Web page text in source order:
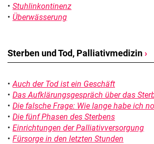
Stuhlinkontinenz
Überwässerung
Sterben und Tod, Palliativmedizin ›
Auch der Tod ist ein Geschäft
Das Aufklärungsgespräch über das
Die falsche Frage: Wie lange habe ich
Die fünf Phasen des Sterbens
Einrichtungen der Palliativversorgung
Fürsorge in den letzten Stunden